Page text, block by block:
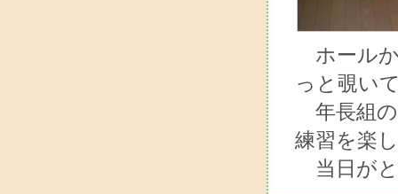
ホール
っと覗い
年長組
練習を楽
当日が